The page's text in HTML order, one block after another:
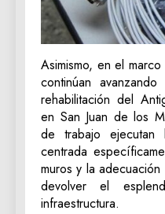
Asimismo, en el
continúan
rehabilitación del
en San Juan de los
de trabajo
centrada
muros y la
devolver el
infraestructura.